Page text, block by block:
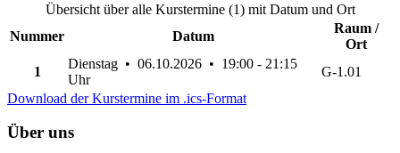
Übersicht über alle Kurstermine (1) mit Datum und Ort
Nummer
Datum
Raum /
Ort
1
Dienstag • 06.10.2026 • 19:00 - 21:15
Uhr
G-1.01
Download der Kurstermine im .ics-Format
Über uns